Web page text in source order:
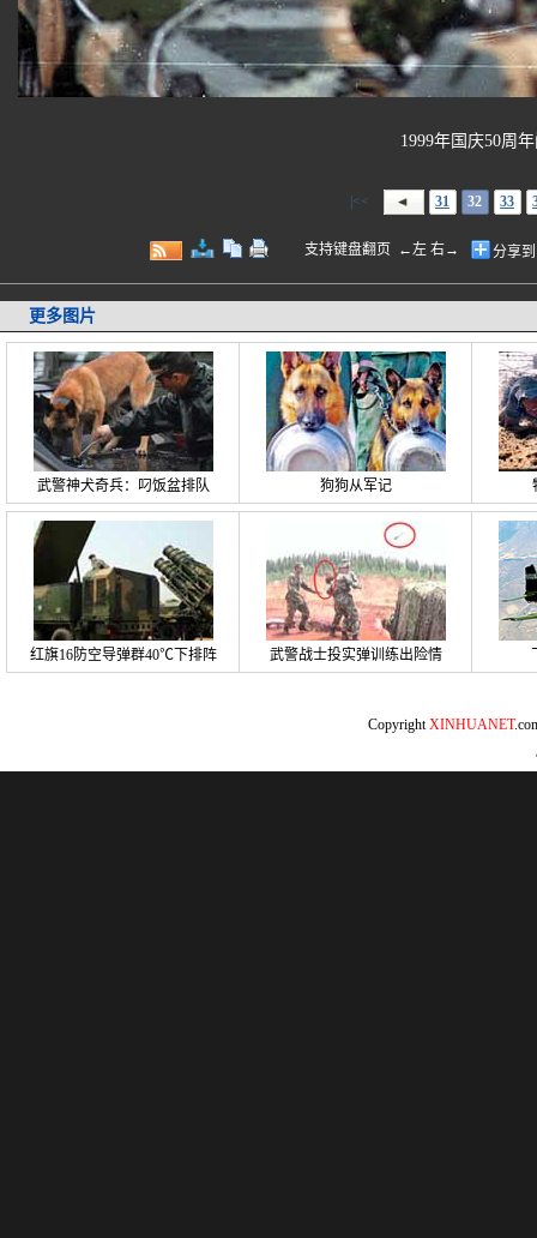
1999年国庆50周年
|<< 31 32 33
支持键盘翻页 ←左 右→ 分享
更多图片
武警神犬奇兵：叼饭盆排队 狗狗从军记
红旗16防空导弹群40℃下排阵 武警战士投实弹训练出险情
CopyrightXINHUANET